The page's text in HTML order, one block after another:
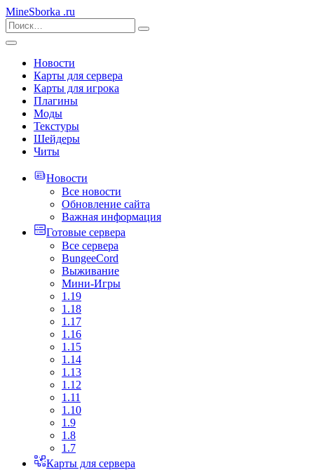
MineSborka .ru
Новости
Карты для сервера
Карты для игрока
Плагины
Моды
Текстуры
Шейдеры
Читы
Новости
Все новости
Обновление сайта
Важная информация
Готовые сервера
Все сервера
BungeeCord
Выживание
Мини-Игры
1.19
1.18
1.17
1.16
1.15
1.14
1.13
1.12
1.11
1.10
1.9
1.8
1.7
Карты для сервера